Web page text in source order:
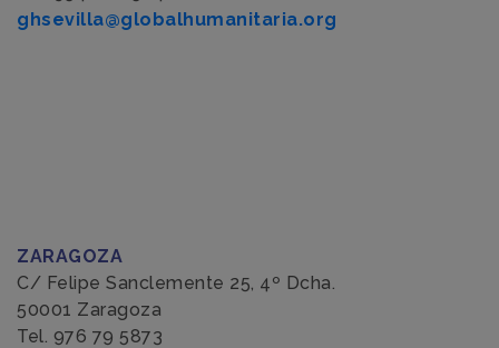
ghsevilla@globalhumanitaria.org
ZARAGOZA
C/ Felipe Sanclemente 25, 4º Dcha.
50001 Zaragoza
Tel. 976 79 5873